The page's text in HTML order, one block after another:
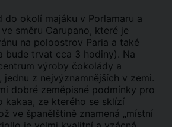
do okolí majáku v Porlamaru a
směru Carupano, které je
na poloostrov Paria a také
bude trvat cca 3 hodiny). Na
výroby čokolády a
jednu z nejvýznamnějších v zemi.
dobré zeměpisné podmínky pro
kakaa, ze kterého se sklízí
ve španělštině znamená „místní